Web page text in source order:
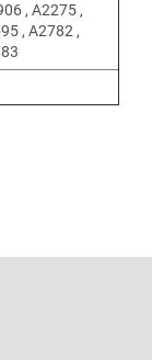
, A2275 ,
, A2782 ,